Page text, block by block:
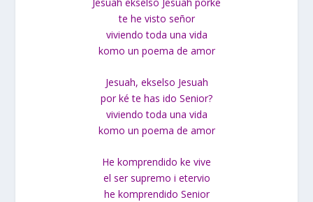
te he visto señor
viviendo toda una vida
komo un poema de amor
Jesuah, ekselso Jesuah
por ké te has ido Senior?
viviendo toda una vida
komo un poema de amor
He komprendido ke vive
el ser supremo i etervio
he komprendido Senior